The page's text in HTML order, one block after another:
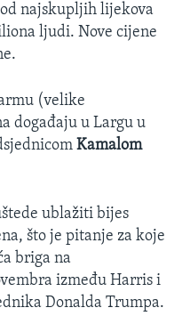
najskupljih lijekova
ljudi. Nove cijene
(velike
događaju u Largu u
Kamalom
ublažiti bijes
što je pitanje za koje
briga na
između Harris i
Donalda Trumpa.